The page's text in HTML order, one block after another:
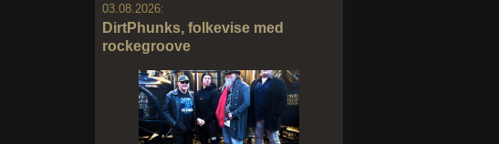
03.08.2026:
DirtPhunks, folkevise med
rockegroove